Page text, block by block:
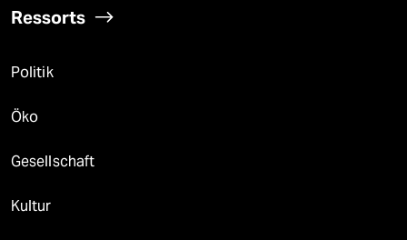
Ressorts
Politik
Öko
Gesellschaft
Kultur